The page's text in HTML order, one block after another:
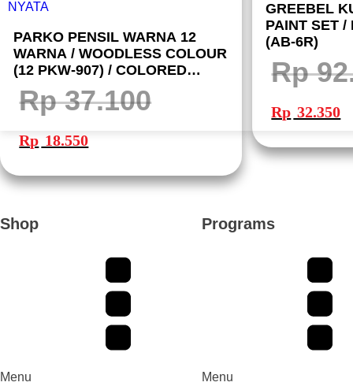
PARKO PENSIL WARNA 12
WARNA / WOODLESS COLOUR
(12 PKW-907) / COLORED
PENCIL / WARNA LEBIH NYATA
Rp37.100
Harga
adalah:
Rp 37.100.
Rp 18.550ini
adalah:
GREEBEL
PAINT SET /
(AB-6R)
Rp
Harga
adalah:
Rp 92.700.
Rp 32.350ini
Shop
Menu
Programs
Menu